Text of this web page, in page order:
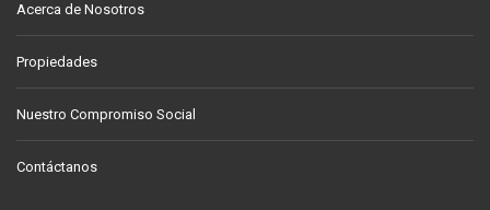
Acerca de Nosotros
Propiedades
Nuestro Compromiso Social
Contáctanos